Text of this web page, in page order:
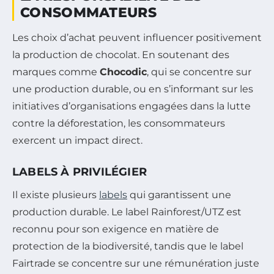
CONSOMMATEURS
Les choix d’achat peuvent influencer positivement
la production de chocolat. En soutenant des
marques comme Chocodic, qui se concentre sur
une production durable, ou en s’informant sur les
initiatives d’organisations engagées dans la lutte
contre la déforestation, les consommateurs
exercent un impact direct.
LABELS À PRIVILÉGIER
Il existe plusieurs labels qui garantissent une
production durable. Le label Rainforest/UTZ est
reconnu pour son exigence en matière de
protection de la biodiversité, tandis que le label
Fairtrade se concentre sur une rémunération juste